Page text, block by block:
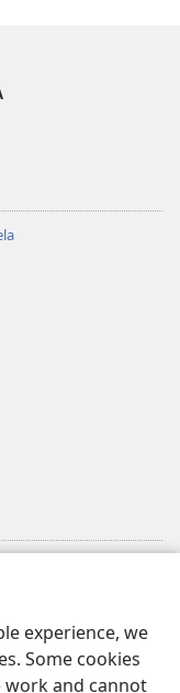
experience, we
Some cookies
work and cannot